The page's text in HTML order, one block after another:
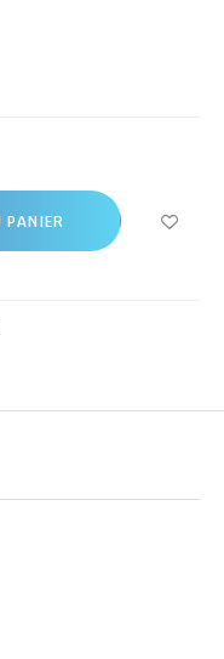
PANIER